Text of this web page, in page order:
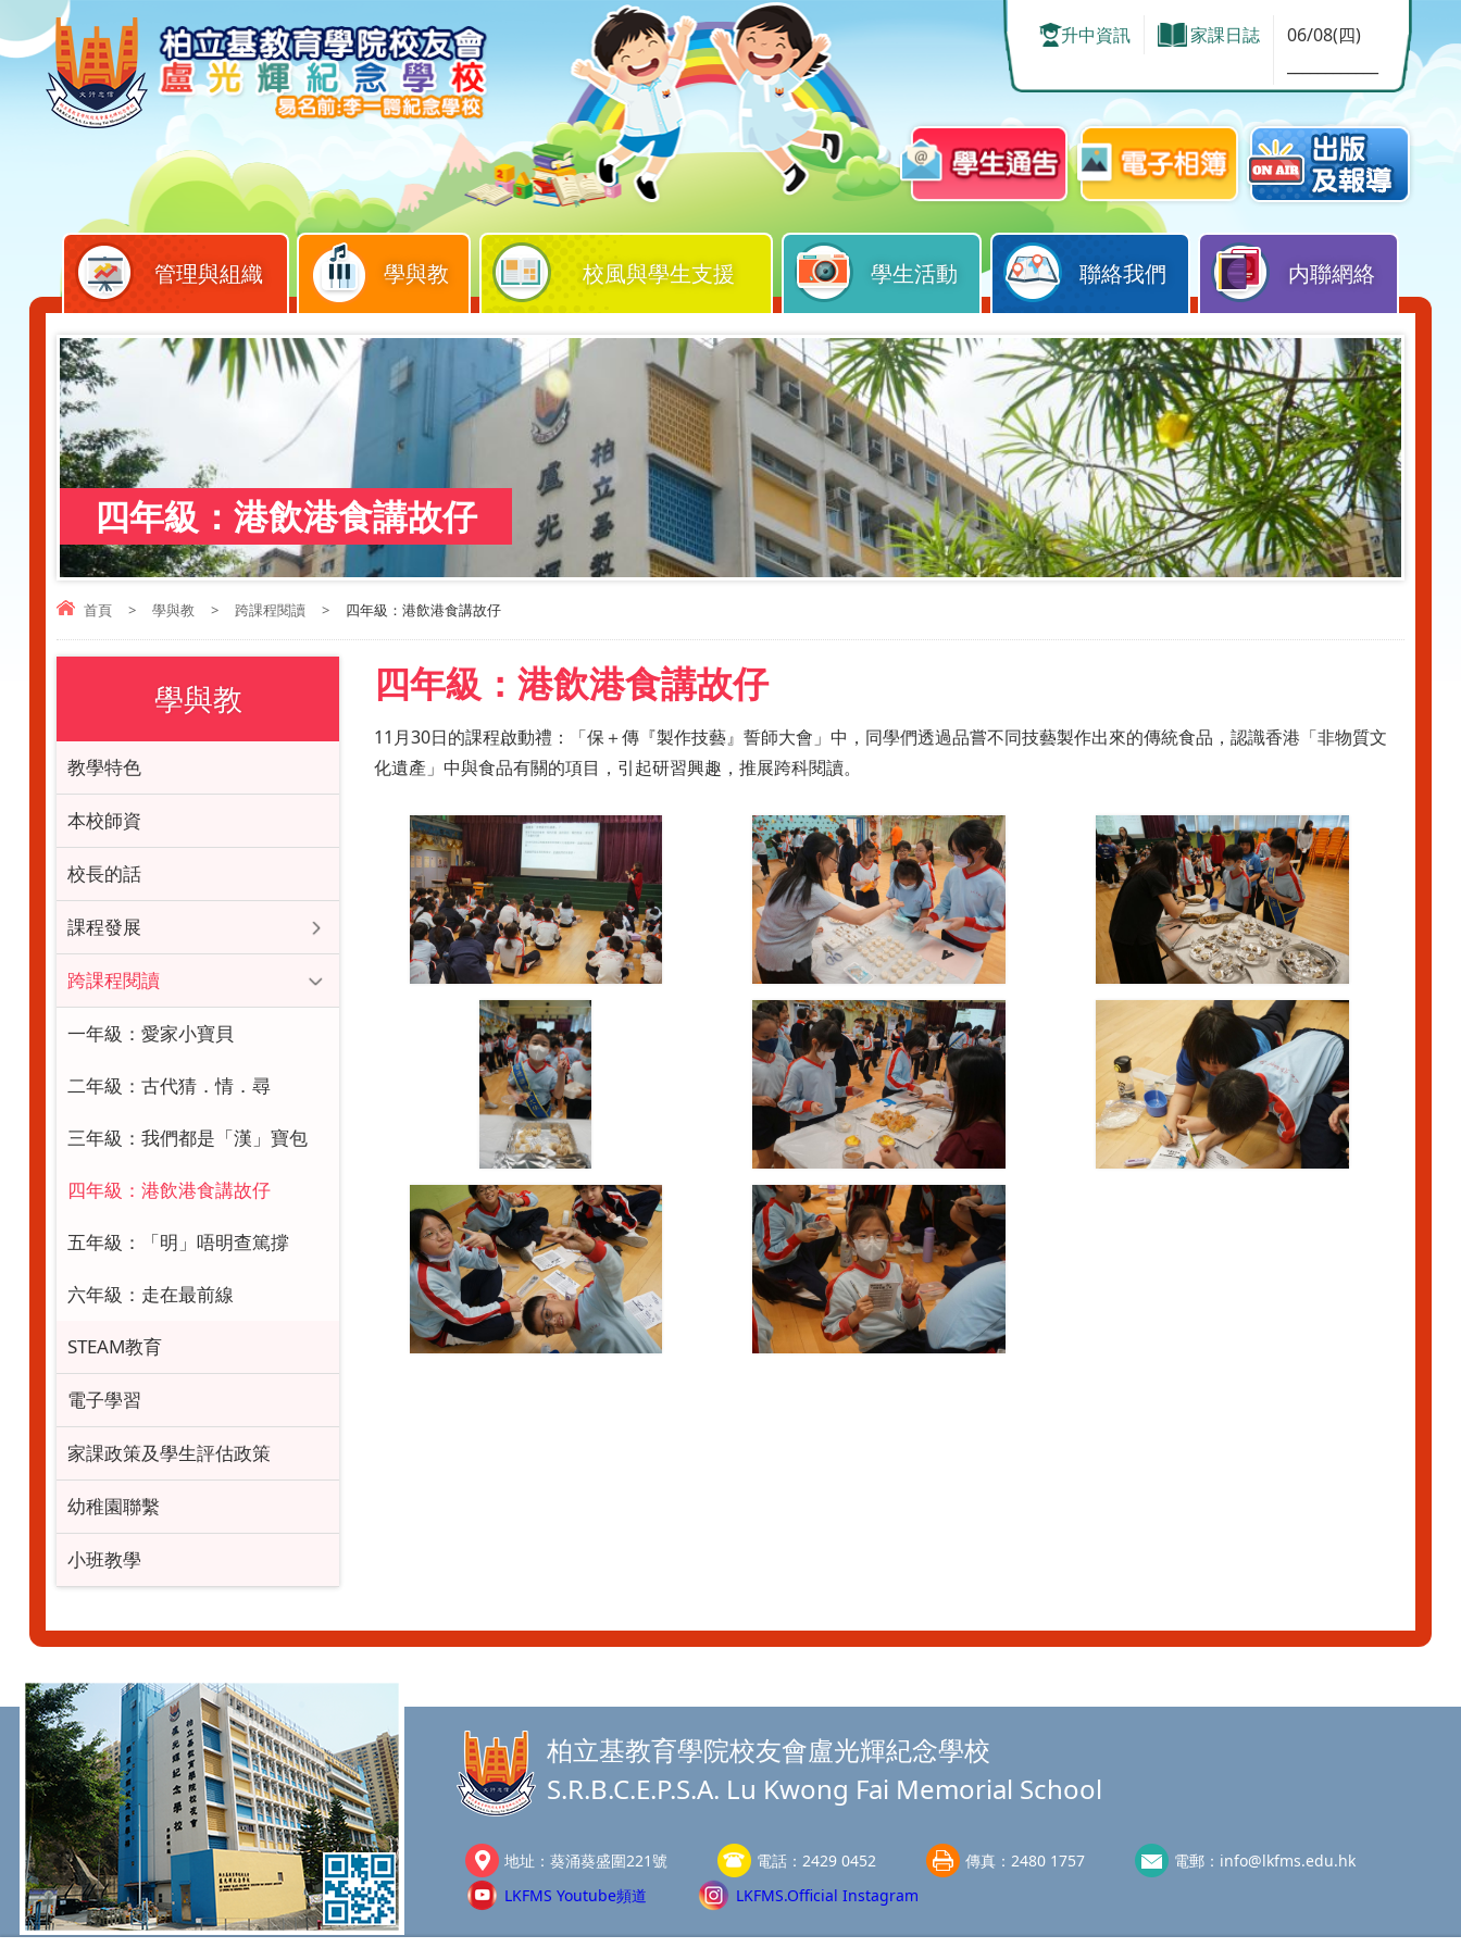
升中資訊 家課日誌
06/08(四)
管理與組織 學與教 校風與學生支援 學生活動 聯絡我們 内聯網絡
四年級：港飲港食講故仔
首頁 > 學與教 > 跨課程閱讀 > 四年級：港飲港食講故仔
四年級：港飲港食講故仔
11月30日的課程啟動禮：「保＋傳『製作技藝』誓師大會」中，同學們透過品嘗不同技藝製作出來的傳統食品，認識香港「非物質文
化遺產」中與食品有關的項目，引起研習興趣，推展跨科閱讀。
學與教
教學特色
本校師資
校長的話
課程發展
跨課程閱讀
一年級：愛家小寶貝
二年級：古代猜．情．尋
三年級：我們都是「漢」寶包
四年級：港飲港食講故仔
五年級：「明」唔明查篤撐
六年級：走在最前線
STEAM教育
電子學習
家課政策及學生評估政策
幼稚園聯繫
小班教學
柏立基教育學院校友會盧光輝紀念學校
S.R.B.C.E.P.S.A. Lu Kwong Fai Memorial School
地址： 葵涌葵盛圍221號 電話： 2429 0452 傳真： 2480 1757 電郵： info@lkfms.edu.hk
LKFMS Youtube頻道
LKFMS.Official Instagram